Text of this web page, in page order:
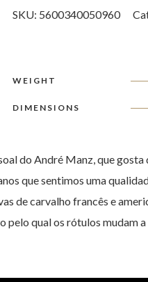
SKU: 5600340050960
WEIGHT
DIMENSIONS
do André Manz, que
que sentimos uma
de carvalho francês e
qual os rótulos mudam